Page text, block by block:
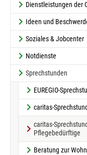
Dienstleistungen der
Ideen und
Soziales & Jobcenter
Notdienste
Sprechstunden
EUREGIO-
caritas-
caritas-
Pflegebedürftige
Beratung zur